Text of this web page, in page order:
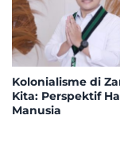
Kolonialisme di
Kita: Perspektif
Manusia